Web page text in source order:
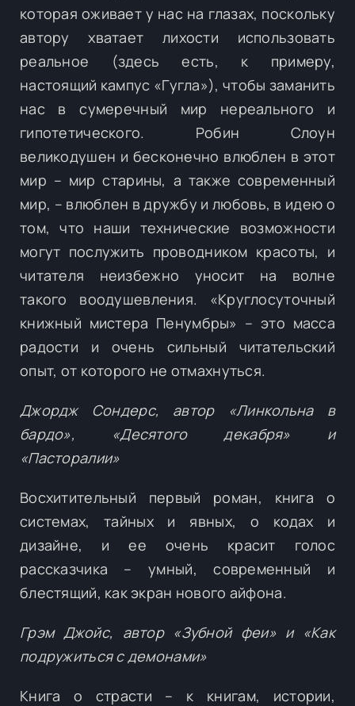
которая оживает у нас на глазах, поскольку
автору хватает лихости использовать
реальное (здесь есть, к примеру,
настоящий кампус «Гугла»), чтобы заманить
нас в сумеречный мир нереального и
гипотетического. Робин Слоун
великодушен и бесконечно влюблен в этот
мир – мир старины, а также современный
мир, – влюблен в дружбу и любовь, в идею о
том, что наши технические возможности
могут послужить проводником красоты, и
читателя неизбежно уносит на волне
такого воодушевления. «Круглосуточный
книжный мистера Пенумбры» – это масса
радости и очень сильный читательский
опыт, от которого не отмахнуться.
Джордж Сондерс, автор «Линкольна в
бардо», «Десятого декабря» и
«Пасторалии»
Восхитительный первый роман, книга о
системах, тайных и явных, о кодах и
дизайне, и ее очень красит голос
рассказчика – умный, современный и
блестящий, как экран нового айфона.
Грэм Джойс, автор «Зубной феи» и «Как
подружиться с демонами»
Книга о страсти – к книгам, истории,